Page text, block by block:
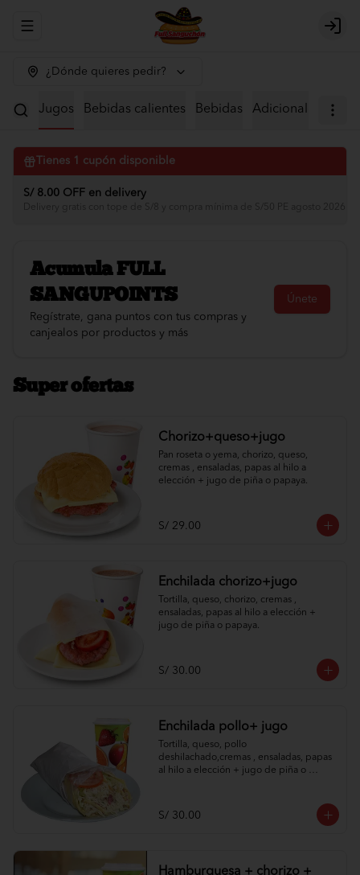
Abrir menu de navegación
¿Dónde quieres pedir?
Jugos Bebidas calientes Bebidas Adicionales
Tienes 1 cupón disponible
S/ 8.00 OFF en delivery
Delivery gratis con tope de S/8 y compra mínima de S/50 PE agosto 2026 🛵
Acumula FULL
SANGUPOINTS
Regístrate, gana puntos con tus compras y
canjealos por productos y más
Únete
Super ofertas
Chorizo+queso+jugo
Pan roseta o yema, chorizo, queso,
cremas , ensaladas, papas al hilo a
elección + jugo de piña o papaya.
S/ 29.00
Enchilada chorizo+jugo
Tortilla, queso, chorizo, cremas ,
ensaladas, papas al hilo a elección +
jugo de piña o papaya.
S/ 30.00
Enchilada pollo+ jugo
Tortilla, queso, pollo
deshilachado,cremas , ensaladas, papas
al hilo a elección + jugo de piña o
S/ 30.00
Hamburguesa + chorizo +